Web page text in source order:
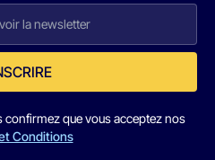
que vous acceptez nos
Conditions